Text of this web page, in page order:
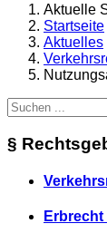
Aktuelle
Startseite
Aktuelles
§
Erbrecht